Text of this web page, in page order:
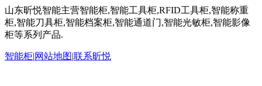
山东昕悦智能主营智能柜,智能工具柜,RFID工具柜,智能称重
柜,智能刀具柜,智能档案柜,智能通道门,智能光敏柜,智能影像
柜等系列产品.
智能柜|网站地图|联系昕悦